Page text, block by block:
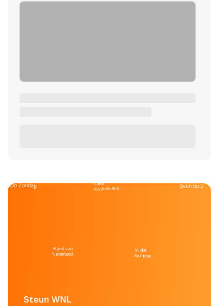
Steun WNL
Op Zondag
Stand van
Nederland
Café
Kockelmann
In de
kantine
Sven op 1